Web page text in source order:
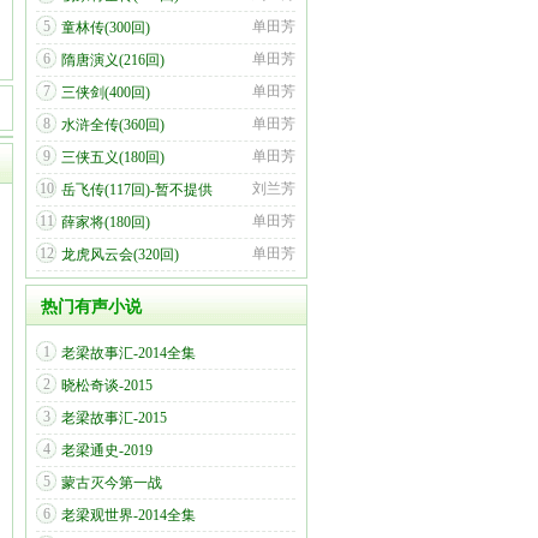
单田芳
5
童林传(300回)
单田芳
6
隋唐演义(216回)
单田芳
7
三侠剑(400回)
单田芳
8
水浒全传(360回)
单田芳
9
三侠五义(180回)
刘兰芳
10 岳飞传(117回)-暂不提供
单田芳
11 薛家将(180回)
单田芳
12 龙虎风云会(320回)
热门有声小说
1
老梁故事汇-2014全集
2
晓松奇谈-2015
3
老梁故事汇-2015
4
老梁通史-2019
5
蒙古灭今第一战
6
老梁观世界-2014全集